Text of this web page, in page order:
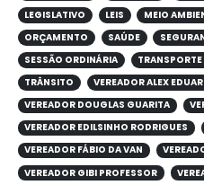
LEGISLATIVO
LEIS MEIO
ORÇAMENTO
SAÚDE
SESSÃO ORDINÁRIA
TRÂNSITO
VEREADOR ALEX
VEREADOR DOUGLAS GUARITA
VEREADOR EDILSINHO RODRIGUES
VEREADOR FÁBIO DA VAN
VEREADOR GIBI PROFESSOR